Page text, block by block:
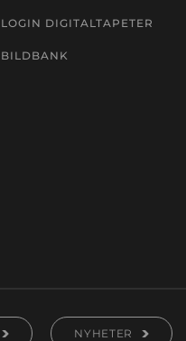
LOGIN DIGITALTAPETER
BILDBANK
NYHETER